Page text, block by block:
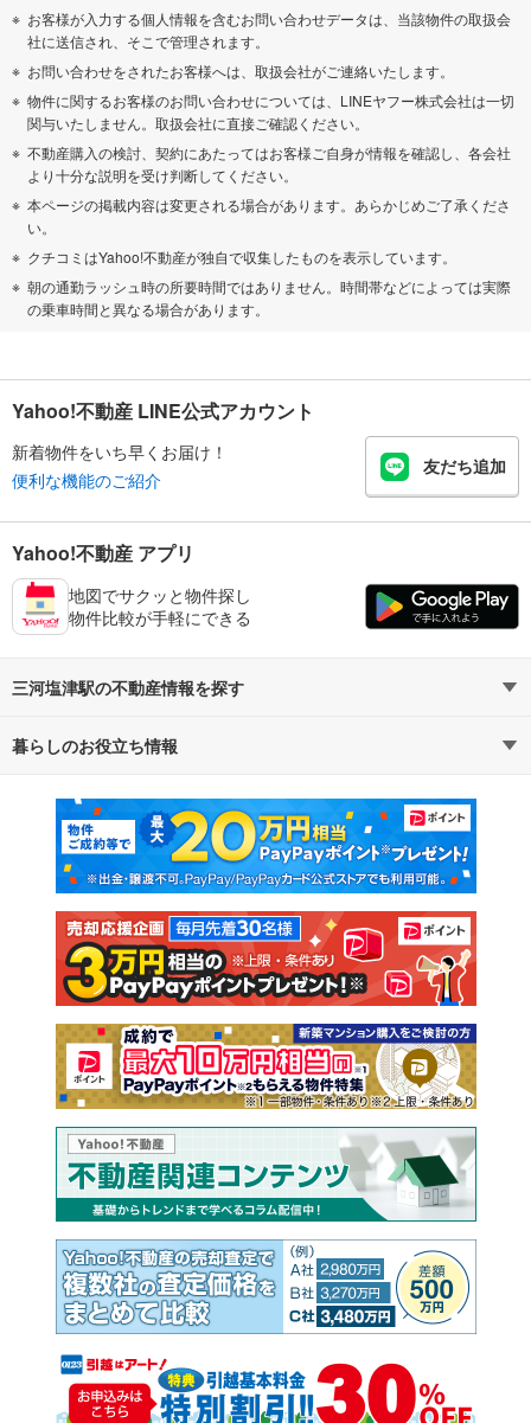
お客様が入力する個人情報を含むお問い合わせデータは、当該物件の取扱会
社に送信され、そこで管理されます。
お問い合わせをされたお客様へは、取扱会社がご連絡いたします。
物件に関するお客様のお問い合わせについては、LINEヤフー株式会社は一切
関与いたしません。取扱会社に直接ご確認ください。
不動産購入の検討、契約にあたってはお客様ご自身が情報を確認し、各会社
より十分な説明を受け判断してください。
本ページの掲載内容は変更される場合があります。あらかじめご了承くださ
い。
クチコミはYahoo!不動産が独自で収集したものを表示しています。
朝の通勤ラッシュ時の所要時間ではありません。時間帯などによっては実際
の乗車時間と異なる場合があります。
Yahoo!不動産 LINE公式アカウント
新着物件をいち早くお届け！
便利な機能のご紹介
友だち追加
Yahoo!不動産 アプリ
地図でサクッと物件探し
物件比較が手軽にできる
三河塩津駅の不動産情報を探す
不動産・住宅
新築マンション 中古マンション
新築一戸建て 中古一戸建て
注文住宅 土地
売却査定
暮らしのお役立ち情報
マンションカタログ 教えて！住まいの先生